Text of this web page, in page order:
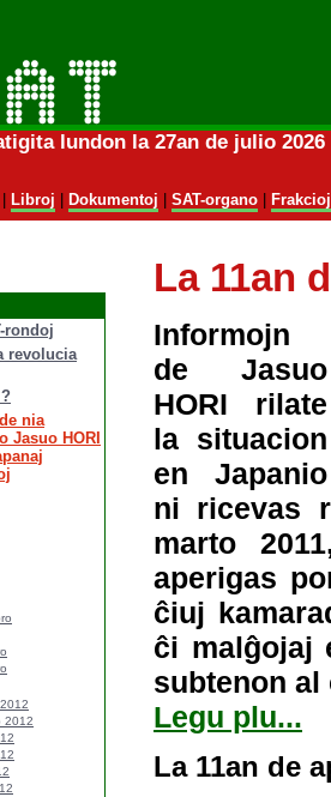
lundon la 27an de julio
Libroj Dokumentoj SAT-organo| Frakcioj
rondoj
revolucia
nia
Jasuo HORI
2012
La 11an
Informojn
de Jasuo
HORI rilate
la situacion
en Japanio
ni ricevas
marto
aperigas
ĉiuj
ĉi malĝojaj
subtenon
Legu plu...
La 11an de